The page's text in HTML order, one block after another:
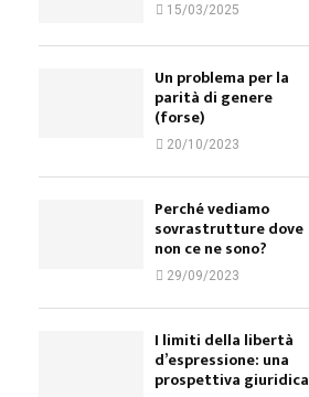
15/03/2025
Un problema per la
parità di genere
(forse)
20/10/2023
Perché vediamo
sovrastrutture dove
non ce ne sono?
29/09/2023
I limiti della libertà
d’espressione: una
prospettiva giuridica